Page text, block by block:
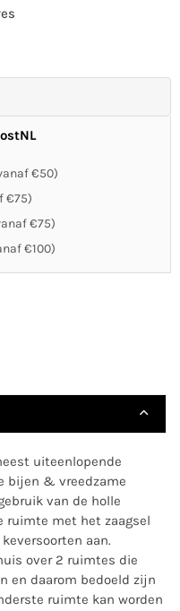
€50)
€75)
€75)
€100)
uiteenlopende
bijen & vreedzame
van de holle
ruimte met het zaagsel
aan.
over 2 ruimtes die
en daarom bedoeld zijn
ruimte kan worden